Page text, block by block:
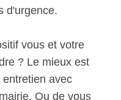
d'urgence.
vous et votre
? Le mieux est
avec
Ou de vous